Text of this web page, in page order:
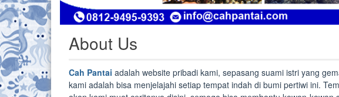
About Us
Cah Pantai adalah website pribadi kami, sepasang suami istri yang
kami adalah bisa menjelajahi setiap tempat indah di bumi pertiwi ini.